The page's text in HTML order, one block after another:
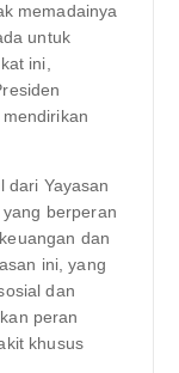
memadainya
untuk
ini,
dari Yayasan
berperan
dan
ini, yang
dan
peran
khusus